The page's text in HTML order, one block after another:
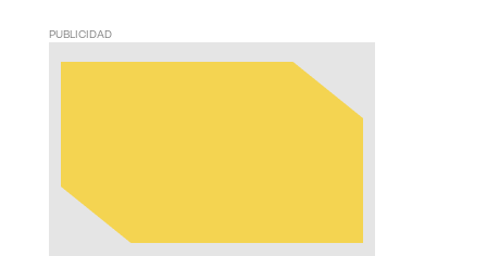
PUBLICIDAD